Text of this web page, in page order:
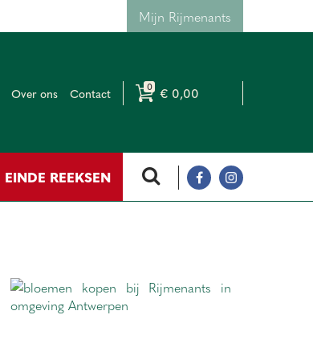
Mijn Rijmenants
Over ons Contact € 0,00
EINDE REEKSEN